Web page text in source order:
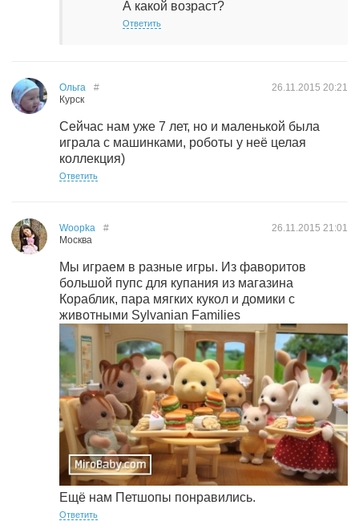
А какой возраст?
Ответить
Ольга
Курск
26.11.2015 20:21
#
Сейчас нам уже 7 лет, но и маленькой была
играла с машинками, роботы у неё целая
коллекция)
Ответить
Woopka
Москва
26.11.2015 21:01
#
Мы играем в разные игры. Из фаворитов
большой пупс для купания из магазина
Кораблик, пара мягких кукол и домики с
животными Sylvanian Families
Ещё нам Петшопы понравились.
Ответить